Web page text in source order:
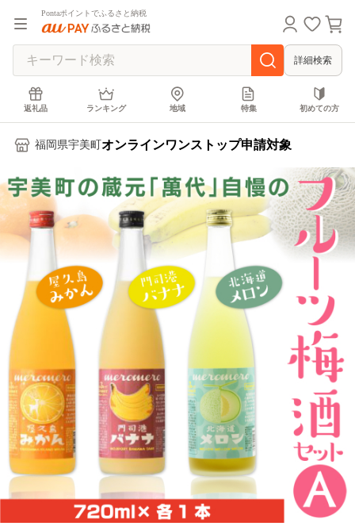
Pontaポイントでふるさと納税
詳細検索
返礼品 ランキング 地域 特集 初めての方
福岡県宇美町 オンラインワンストップ申請対象